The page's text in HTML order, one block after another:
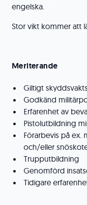
engelska.
Stor vikt kommer att
Meriterande
Giltigt
Godkänd
Erfarenhet av
Pistolutbildning
Förarbevis på ex.
och/eller
Trupputbildning
Genomförd
Tidigare